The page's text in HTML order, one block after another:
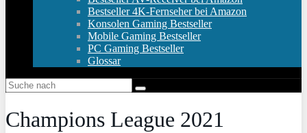
Bestseller 4K-Fernseher bei Amazon
Konsolen Gaming Bestseller
Mobile Gaming Bestseller
PC Gaming Bestseller
Glossar
Champions League 2021